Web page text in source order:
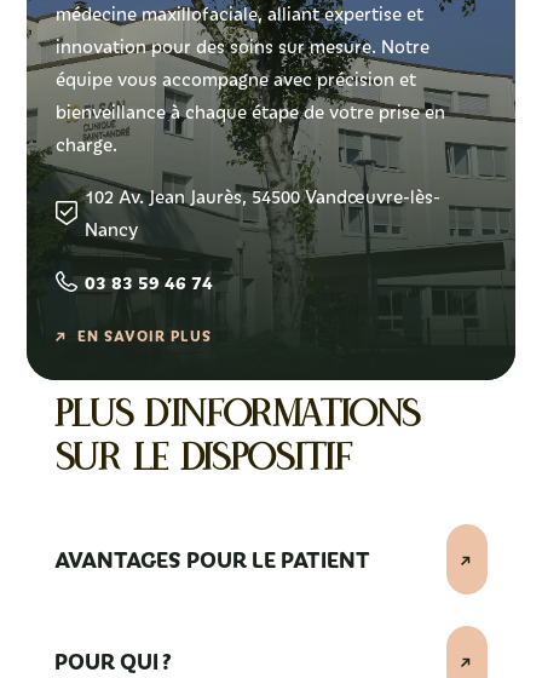
médecine maxillofaciale, alliant expertise et
innovation pour des soins sur mesure. Notre
équipe vous accompagne avec précision et
bienveillance à chaque étape de votre prise en
charge.
102 Av. Jean Jaurès, 54500 Vandœuvre-lès-
Nancy
03 83 59 46 74
EN SAVOIR PLUS
Plus d'informations
sur le dispositif
AVANTAGES POUR LE PATIENT
POUR QUI ?